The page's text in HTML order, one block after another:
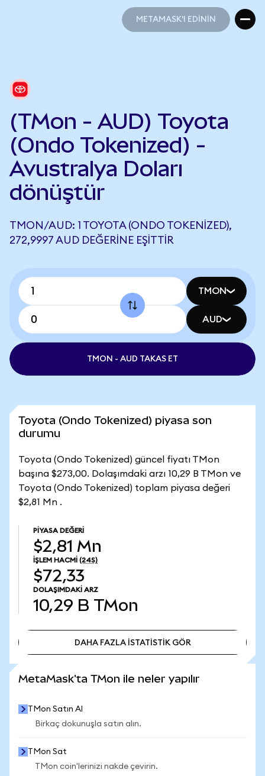
METAMASK'I EDİNİN
(TMon - AUD) Toyota
(Ondo Tokenized) -
Avustralya Doları
dönüştür
TMON/AUD: 1 TOYOTA (ONDO TOKENIZED),
272,9997 AUD DEĞERINE EŞITTIR
TMON
AUD
TMON - AUD TAKAS ET
Toyota (Ondo Tokenized) piyasa son
durumu
Toyota (Ondo Tokenized) güncel fiyatı TMon
başına $273,00. Dolaşımdaki arzı 10,29 B TMon ve
Toyota (Ondo Tokenized) toplam piyasa değeri
$2,81 Mn .
PIYASA DEĞERI
$2,81 Mn
İŞLEM HACMI (24S)
$72,33
DOLAŞIMDAKI ARZ
10,29 B TMon
DAHA FAZLA İSTATİSTİK GÖR
MetaMask'ta TMon ile neler yapılır
TMon Satın Al
Birkaç dokunuşla satın alın.
TMon Sat
TMon coin'lerinizi nakde çevirin.